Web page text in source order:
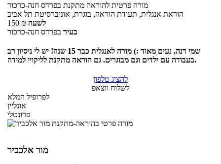
מורה פרטית להוראה מתקנת בפרדס חנה-כרכור
הוראת אנגלית, תעודת הוראה, בוגרת, אוניברסיטת תל אביב
150 ₪ לשעה
בעיר בפרדס חנה-כרכור
שמי דנה, נעים מאוד :) מורה לאנגלית כבר 15 שנה! יש לי ניסיון רב
בעבודה עם ילדים וגם מבוגרים. גם הוראה מתקנת לליקויי למידה.
להציג טלפון
לשלוח ווצאפ
לפרופיל המלא
אונליין
פרונטלי
מור אלכביר